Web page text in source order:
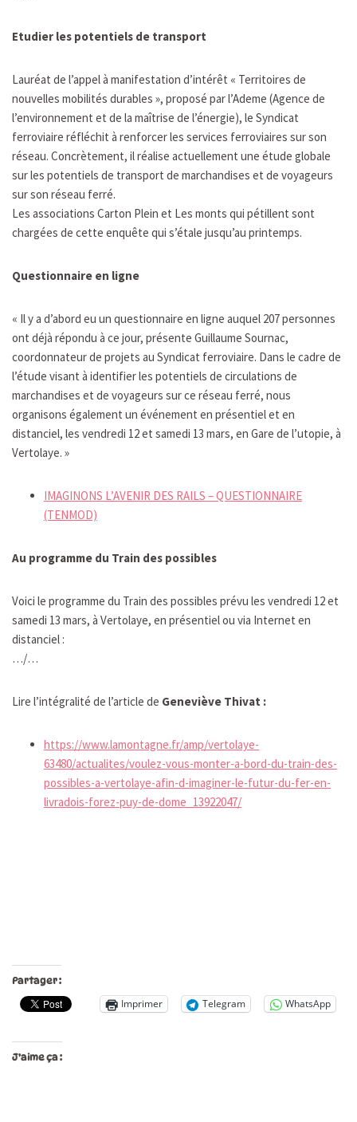
Etudier les potentiels de transport
Lauréat de l’appel à manifestation d’intérêt « Territoires de
nouvelles mobilités durables », proposé par l’Ademe (Agence de
l’environnement et de la maîtrise de l’énergie), le Syndicat
ferroviaire réfléchit à renforcer les services ferroviaires sur son
réseau. Concrètement, il réalise actuellement une étude globale
sur les potentiels de transport de marchandises et de voyageurs
sur son réseau ferré.
Les associations Carton Plein et Les monts qui pétillent sont
chargées de cette enquête qui s’étale jusqu’au printemps.
Questionnaire en ligne
« Il y a d’abord eu un questionnaire en ligne auquel 207 personnes
ont déjà répondu à ce jour, présente Guillaume Sournac,
coordonnateur de projets au Syndicat ferroviaire. Dans le cadre de
l’étude visant à identifier les potentiels de circulations de
marchandises et de voyageurs sur ce réseau ferré, nous
organisons également un événement en présentiel et en
distanciel, les vendredi 12 et samedi 13 mars, en Gare de l’utopie, à
Vertolaye. »
IMAGINONS L’AVENIR DES RAILS – QUESTIONNAIRE
(TENMOD)
Au programme du Train des possibles
Voici le programme du Train des possibles prévu les vendredi 12 et
samedi 13 mars, à Vertolaye, en présentiel ou via Internet en
distanciel :
…/…
Lire l’intégralité de l’article de Geneviève Thivat :
https://www.lamontagne.fr/amp/vertolaye-
63480/actualites/voulez-vous-monter-a-bord-du-train-des-
possibles-a-vertolaye-afin-d-imaginer-le-futur-du-fer-en-
livradois-forez-puy-de-dome_13922047/
Partager :
Imprimer Telegram WhatsApp
J’aime ça :